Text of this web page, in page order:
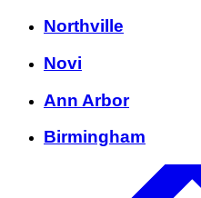
Northville
Novi
Ann Arbor
Birmingham